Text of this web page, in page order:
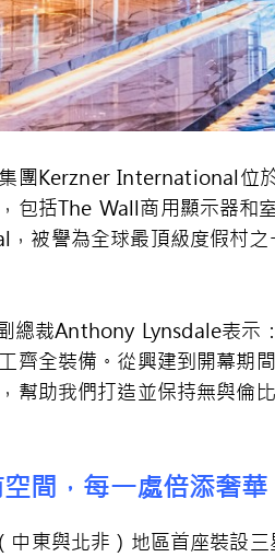
團Kerzner International位
包括The Wall商用顯示器
被譽為全球最頂級度假村
裁Anthony Lynsdale表示
齊全裝備。從興建到開幕期
幫助我們打造並保持無與倫
間，每一處倍添奢華
東與北非）地區首座裝設